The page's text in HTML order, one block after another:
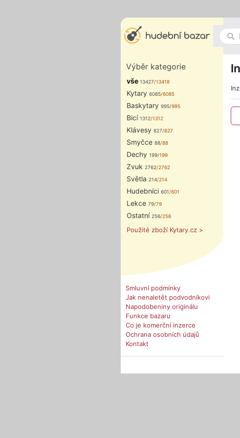
Výběr kategorie
vše 13427/13418
Kytary 6085/6085
Baskytary 995/995
Bicí 1312/1312
Klávesy 827/827
Smyčce 88/88
Dechy 199/199
Zvuk 2762/2762
Světla 214/214
Hudebníci 601/601
Lekce 79/79
Ostatní 256/256
Použité zboží Kytary.cz >
Smluvní podmínky
Jak nenaletět podvodníkovi
Napodobeniny originálu
Funkce bazaru
Co je komerční inzerce
Ochrana osobních údajů
Kontakt